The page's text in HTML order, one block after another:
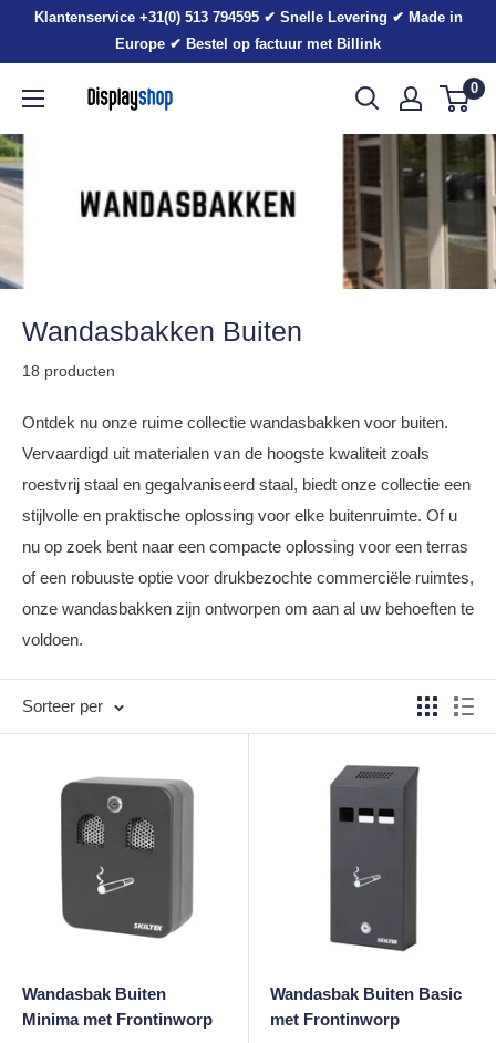
Klantenservice +31(0) 513 794595 ✔ Snelle Levering ✔ Made in
Europe ✔ Bestel op factuur met Billink
Displayshop.nl
0
Wandasbakken Buiten
18 producten
Ontdek nu onze ruime collectie wandasbakken voor buiten.
Vervaardigd uit materialen van de hoogste kwaliteit zoals
roestvrij staal en gegalvaniseerd staal, biedt onze collectie een
stijlvolle en praktische oplossing voor elke buitenruimte. Of u
nu op zoek bent naar een compacte oplossing voor een terras
of een robuuste optie voor drukbezochte commerciële ruimtes,
onze wandasbakken zijn ontworpen om aan al uw behoeften te
voldoen.
Sorteer per
Wandasbak Buiten
Minima met Frontinworp
Wandasbak Buiten Basic
met Frontinworp